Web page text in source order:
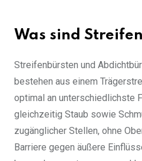
Was sind
Streifenbürsten und
bestehen aus einem
optimal an unterschiedlichste
gleichzeitig Staub sowie
zugänglicher Stellen, ohne
Barriere gegen äußere